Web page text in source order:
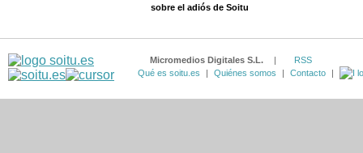
sobre el adiós de Soitu
Micromedios Digitales S.L. |
RSS
Qué es soitu.es
| Quiénes somos | Contacto |